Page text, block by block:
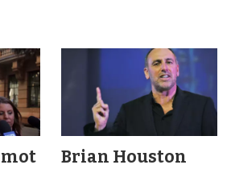
Brian Houston